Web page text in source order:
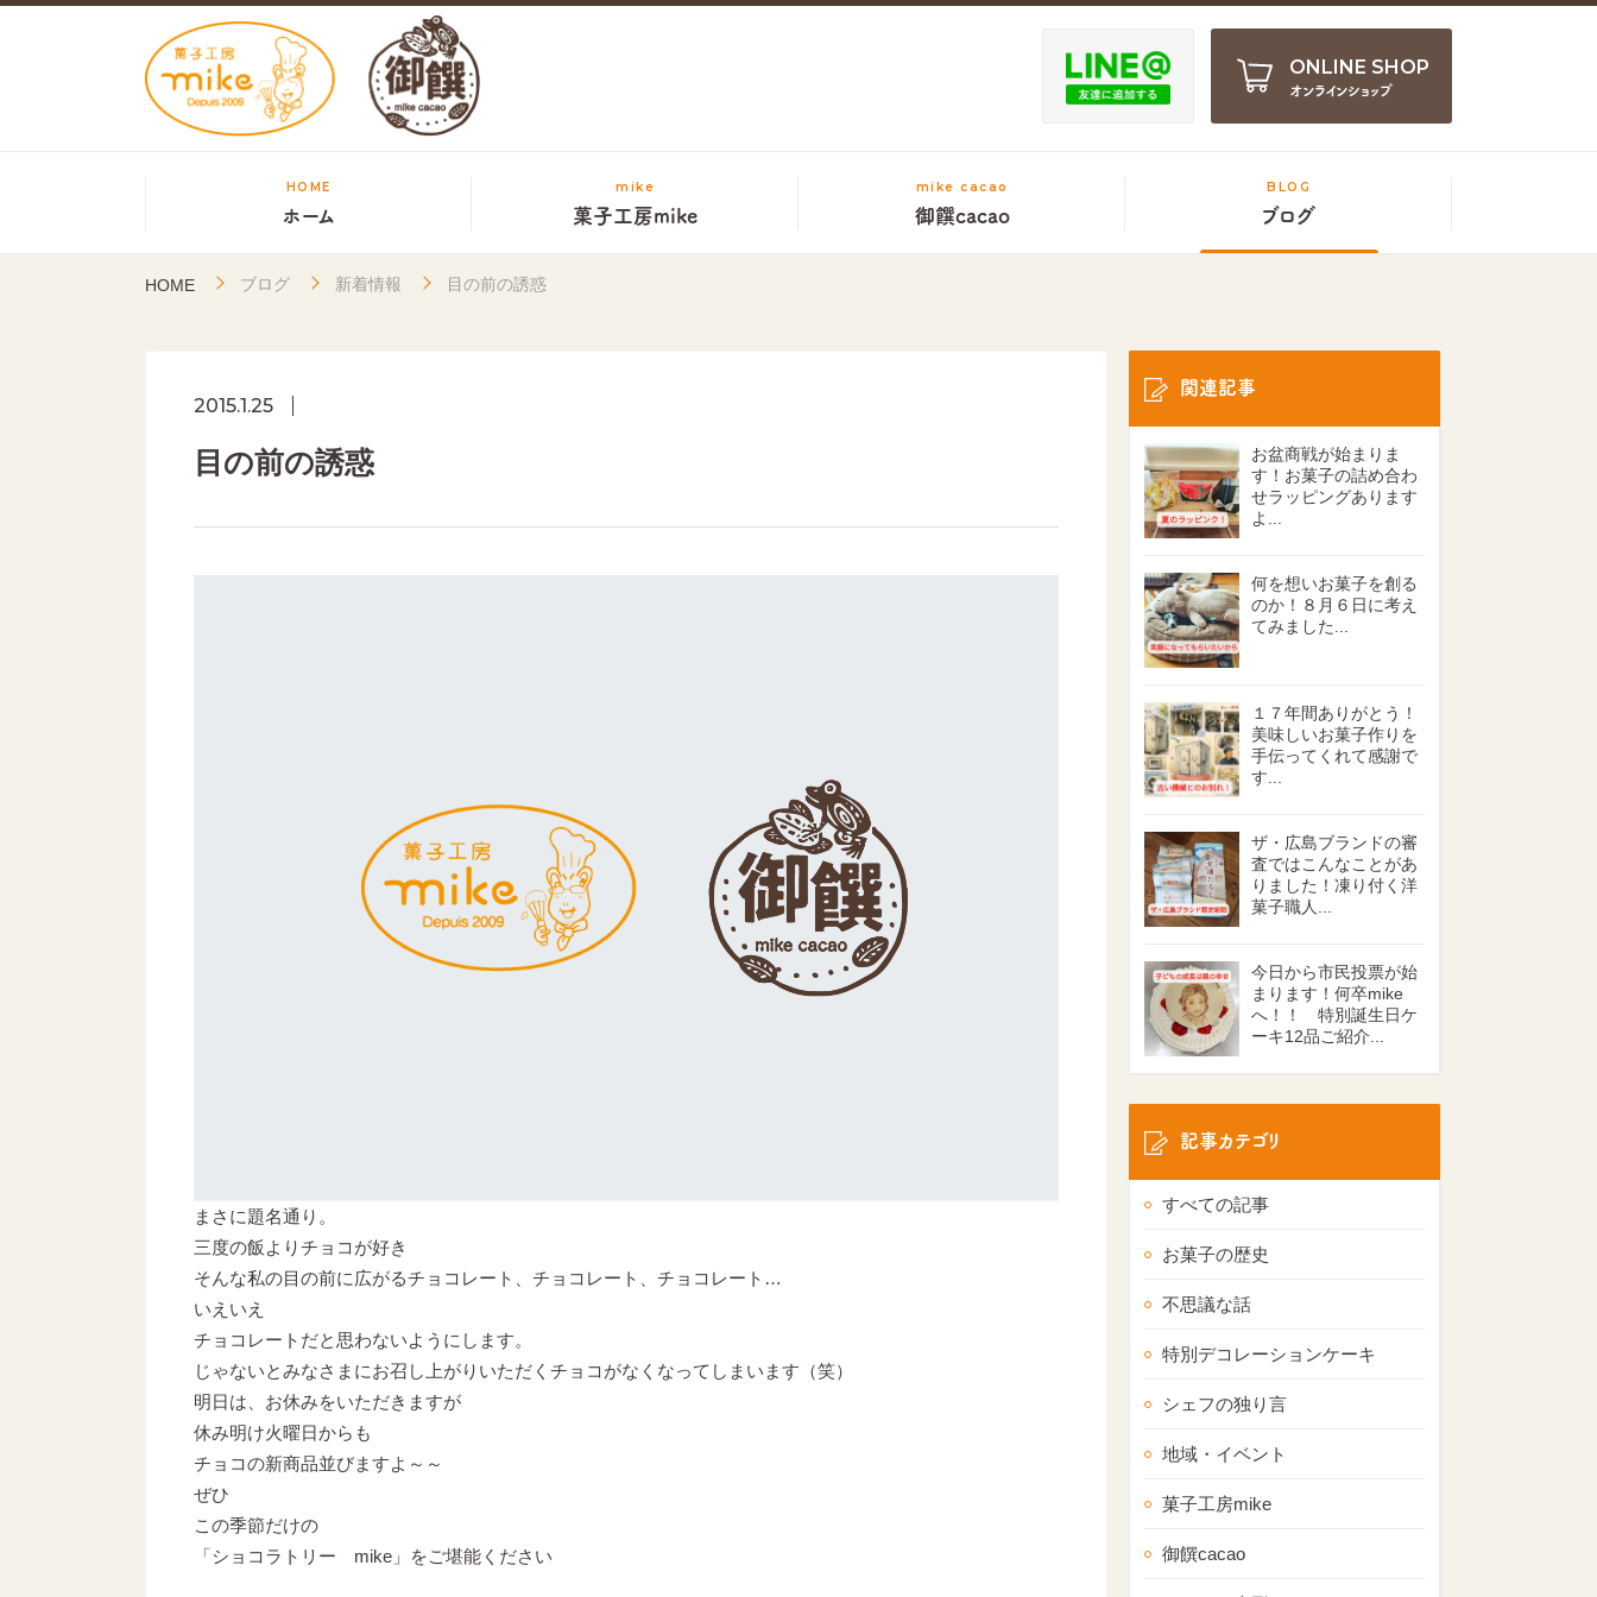
ONLINE SHOP
オンラインショップ
HOME
ホーム
mike
菓子工房mike
mike cacao
御饌cacao
BLOG
ブログ
HOME ブログ 新着情報 目の前の誘惑
2015.1.25
目の前の誘惑
まさに題名通り。
三度の飯よりチョコが好き
そんな私の目の前に広がるチョコレート、チョコレート、チョコレート…
いえいえ
チョコレートだと思わないようにします。
じゃないとみなさまにお召し上がりいただくチョコがなくなってしまいます（笑）
明日は、お休みをいただきますが
休み明け火曜日からも
チョコの新商品並びますよ～～
ぜひ
この季節だけの
「ショコラトリー mike」をご堪能ください
関連記事
お盆商戦が始まりま
す！お菓子の詰め合わ
せラッピングあります
よ...
何を想いお菓子を創る
のか！８月６日に考え
てみました...
１７年間ありがとう！
美味しいお菓子作りを
手伝ってくれて感謝で
す...
ザ・広島ブランドの審
査ではこんなことがあ
りました！凍り付く洋
菓子職人...
今日から市民投票が始
まります！何卒mike
へ！！ 特別誕生日ケ
ーキ12品ご紹介...
記事カテゴリ
すべての記事
お菓子の歴史
不思議な話
特別デコレーションケーキ
シェフの独り言
地域・イベント
菓子工房mike
御饌cacao